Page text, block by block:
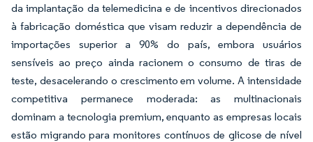
da implantação da telemedicina e de incentivos direcionados
à fabricação doméstica que visam reduzir a dependência de
importações superior a 90% do país, embora usuários
sensíveis ao preço ainda racionem o consumo de tiras de
teste, desacelerando o crescimento em volume. A intensidade
competitiva permanece moderada: as multinacionais
dominam a tecnologia premium, enquanto as empresas locais
estão migrando para monitores contínuos de glicose de nível